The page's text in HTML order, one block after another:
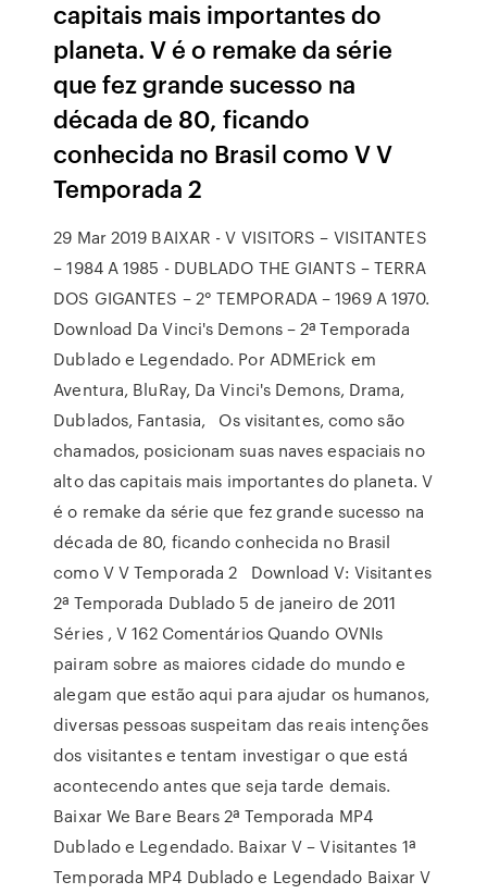
capitais mais importantes do
planeta. V é o remake da série
que fez grande sucesso na
década de 80, ficando
conhecida no Brasil como V V
Temporada 2
29 Mar 2019 BAIXAR - V VISITORS – VISITANTES
– 1984 A 1985 - DUBLADO THE GIANTS – TERRA
DOS GIGANTES – 2° TEMPORADA – 1969 A 1970.
Download Da Vinci's Demons – 2ª Temporada
Dublado e Legendado. Por ADMErick em
Aventura, BluRay, Da Vinci's Demons, Drama,
Dublados, Fantasia, Os visitantes, como são
chamados, posicionam suas naves espaciais no
alto das capitais mais importantes do planeta. V
é o remake da série que fez grande sucesso na
década de 80, ficando conhecida no Brasil
como V V Temporada 2 Download V: Visitantes
2ª Temporada Dublado 5 de janeiro de 2011
Séries , V 162 Comentários Quando OVNIs
pairam sobre as maiores cidade do mundo e
alegam que estão aqui para ajudar os humanos,
diversas pessoas suspeitam das reais intenções
dos visitantes e tentam investigar o que está
acontecendo antes que seja tarde demais.
Baixar We Bare Bears 2ª Temporada MP4
Dublado e Legendado. Baixar V – Visitantes 1ª
Temporada MP4 Dublado e Legendado Baixar V